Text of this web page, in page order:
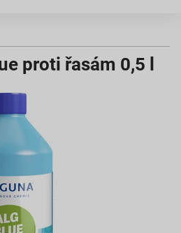
proti řasám 0,5 l